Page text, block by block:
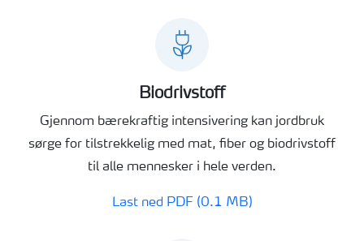
Biodrivstoff
Gjennom bærekraftig intensivering kan jordbruk
sørge for tilstrekkelig med mat, fiber og biodrivstoff
til alle mennesker i hele verden.
Last ned PDF (0.1 MB)